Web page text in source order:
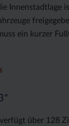
Innenstadtlage
ein kurzer
über 128